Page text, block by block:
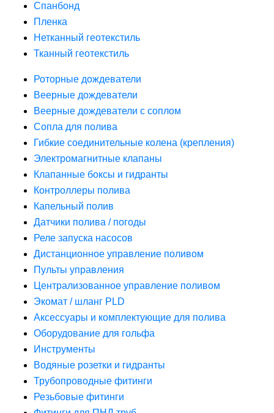
Спанбонд
Пленка
Нетканный геотекстиль
Тканный геотекстиль
Роторные дождеватели
Веерные дождеватели
Веерные дождеватели с соплом
Сопла для полива
Гибкие соединительные колена (крепления)
Электромагнитные клапаны
Клапанные боксы и гидранты
Контроллеры полива
Капельный полив
Датчики полива / погоды
Реле запуска насосов
Дистанционное управление поливом
Пульты управления
Централизованное управление поливом
Экомат / шланг PLD
Аксессуары и комплектующие для полива
Оборудование для гольфа
Инструменты
Водяные розетки и гидранты
Трубопроводные фитинги
Резьбовые фитинги